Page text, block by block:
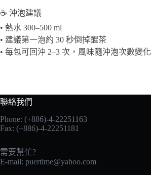
☕ 沖泡建議
• 熱水 300–500 ml
• 建議第一泡約 30 秒倒掉醒茶
• 每包可回沖 2–3 次，風味隨沖泡次數變化
聯絡我們
Phone: (+886)-4-22251163
Fax: (+886)-4-22251181
需要幫忙?
E-mail: puertime@yahoo.com